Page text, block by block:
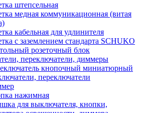
штепсельная
медная коммуникационная (витая
кабельная для удлинителя
с заземлением стандарта SCHUKO
розеточный блок
переключатели, диммеры
кнопочный миниатюрный
переключатели
нажимная
для выключателя, кнопки,